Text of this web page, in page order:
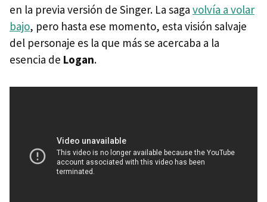
en la previa versión de Singer. La saga volvía a volar
bajo, pero hasta ese momento, esta visión salvaje
del personaje es la que más se acercaba a la
esencia de Logan.